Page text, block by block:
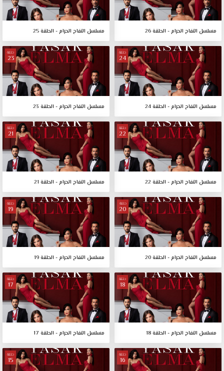
مسلسل التفاح الحرام - الحلقة 26 مسلسل التفاح الحرام - الحلقة 25
حلقة
24
مسلسل التفاح الحرام - الحلقة 24
حلقة
23
مسلسل التفاح الحرام - الحلقة 23
حلقة
22
مسلسل التفاح الحرام - الحلقة 22
حلقة
21
مسلسل التفاح الحرام - الحلقة 21
حلقة
20
مسلسل التفاح الحرام - الحلقة 20
حلقة
19
مسلسل التفاح الحرام - الحلقة 19
حلقة
18
مسلسل التفاح الحرام - الحلقة 18
حلقة
17
مسلسل التفاح الحرام - الحلقة 17
حلقة
16
حلقة
15